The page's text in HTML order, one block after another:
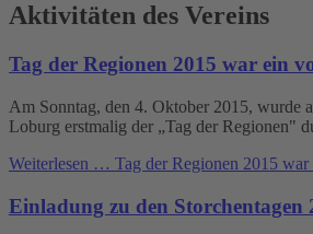
Aktivitäten des Vereins
Tag der Regionen 2015 war ein
Am Sonntag, den 4. Oktober 2015, wurde
Loburg erstmalig der „Tag der Regionen"
Weiterlesen … Tag der Regionen 2015
Einladung zu den Storchentagen